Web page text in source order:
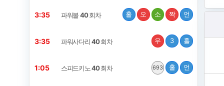
3:34 파워볼40회차 홀 오 소 짝 언
3:34 파워사다리40회차 우 3 홀
1:04 스피드키노40회차 693 홀 언